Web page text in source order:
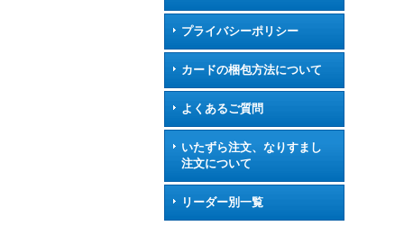
プライバシーポリシー
カードの梱包方法について
よくあるご質問
いたずら注文、なりすまし
注文について
リーダー別一覧